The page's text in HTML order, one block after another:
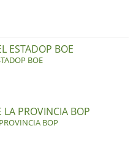
ESTADOP BOE
BOE
LA PROVINCIA BOP
BOP